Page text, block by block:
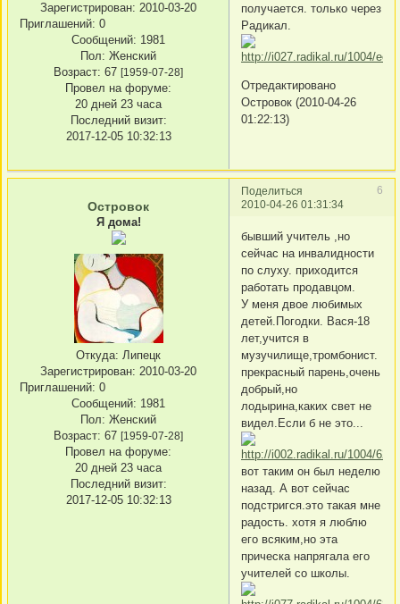
Зарегистрирован: 2010-03-20
Приглашений: 0
Сообщений: 1981
Пол: Женский
Возраст: 67 [1959-07-28]
Провел на форуме:
20 дней 23 часа
Последний визит:
2017-12-05 10:32:13
получается. только через
Радикал.
Отредактировано
Островок (2010-04-26
01:22:13)
Поделиться
6
2010-04-26 01:31:34
Островок
Я дома!
Откуда: Липецк
Зарегистрирован: 2010-03-20
Приглашений: 0
Сообщений: 1981
Пол: Женский
Возраст: 67 [1959-07-28]
Провел на форуме:
20 дней 23 часа
Последний визит:
2017-12-05 10:32:13
бывший учитель ,но
сейчас на инвалидности
по слуху. приходится
работать продавцом.
У меня двое любимых
детей.Погодки. Вася-18
лет,учится в
музучилище,тромбонист.
прекрасный парень,очень
добрый,но
лодырина,каких свет не
видел.Если б не это...
вот таким он был неделю
назад. А вот сейчас
подстригся.это такая мне
радость. хотя я люблю
его всяким,но эта
прическа напрягала его
учителей со школы.